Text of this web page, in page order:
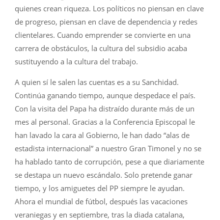
quienes crean riqueza. Los políticos no piensan en clave
de progreso, piensan en clave de dependencia y redes
clientelares. Cuando emprender se convierte en una
carrera de obstáculos, la cultura del subsidio acaba
sustituyendo a la cultura del trabajo.
A quien sí le salen las cuentas es a su Sanchidad.
Continúa ganando tiempo, aunque despedace el país.
Con la visita del Papa ha distraído durante más de un
mes al personal. Gracias a la Conferencia Episcopal le
han lavado la cara al Gobierno, le han dado “alas de
estadista internacional” a nuestro Gran Timonel y no se
ha hablado tanto de corrupción, pese a que diariamente
se destapa un nuevo escándalo. Solo pretende ganar
tiempo, y los amiguetes del PP siempre le ayudan.
Ahora el mundial de fútbol, después las vacaciones
veraniegas y en septiembre, tras la diada catalana,